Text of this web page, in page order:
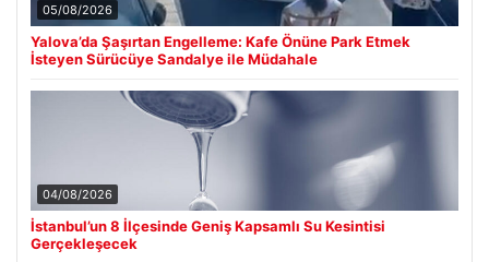
05/08/2026
Yalova’da Şaşırtan Engelleme: Kafe Önüne Park Etmek
İsteyen Sürücüye Sandalye ile Müdahale
04/08/2026
İstanbul’un 8 İlçesinde Geniş Kapsamlı Su Kesintisi
Gerçekleşecek